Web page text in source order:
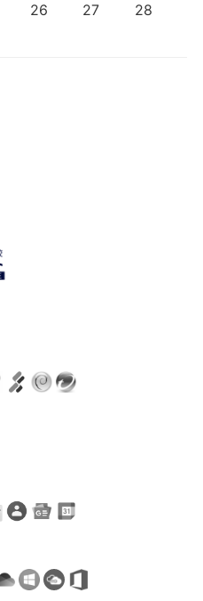
26 27
28